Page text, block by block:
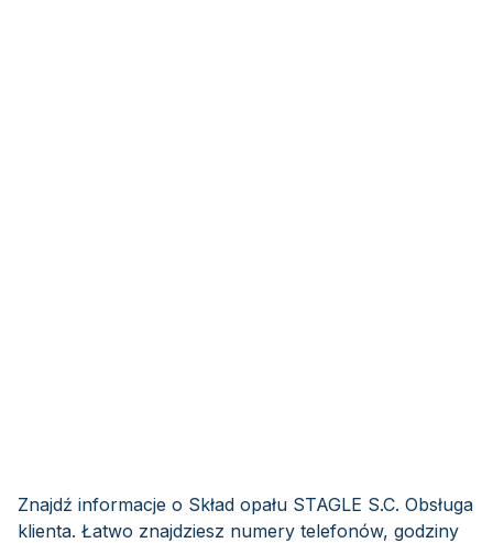
Znajdź informacje o Skład opału STAGLE S.C. Obsługa
klienta. Łatwo znajdziesz numery telefonów, godziny